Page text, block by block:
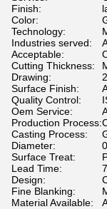
Finish:
Color:
Technology:
Industries served:
Acceptable:
Cutting Thickness:
Drawing:
Surface Finish:
Quality Control:
Oem Service:
Production Process:
Casting Process:
Diameter:
Surface Treat:
Lead Time:
Design:
Fine Blanking:
Material Available: